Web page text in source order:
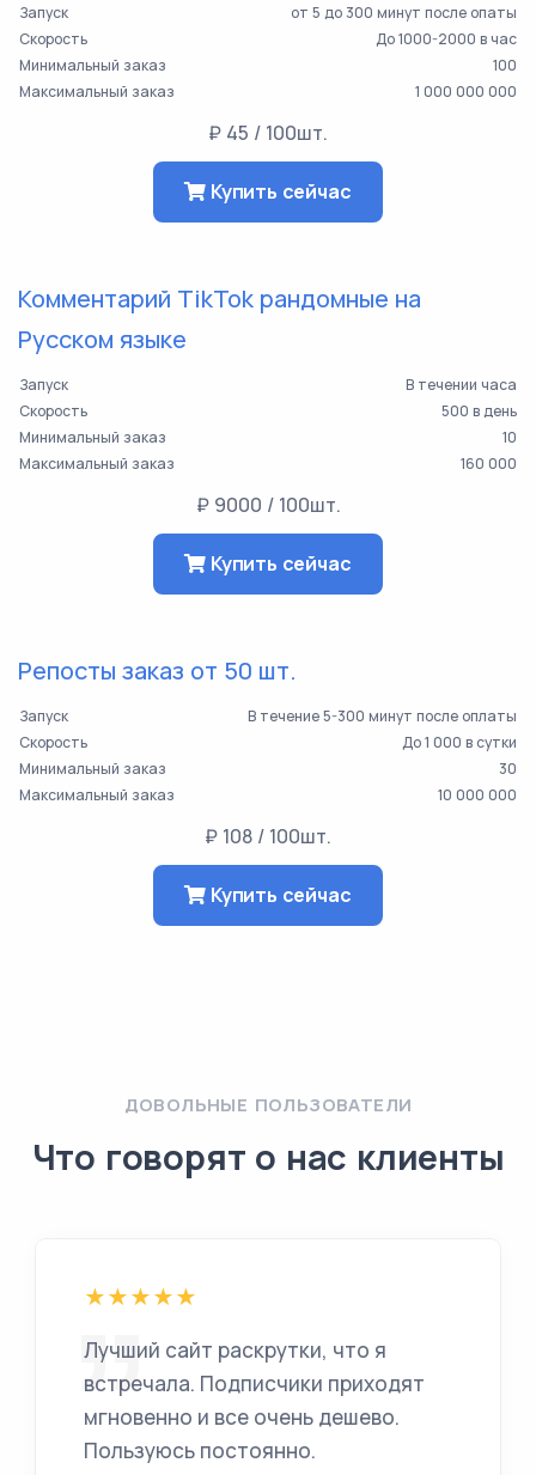
Запуск
от 5 до 300 минут после опаты
Скорость
До 1000-2000 в час
Минимальный заказ
100
Максимальный заказ
1 000 000 000
₽ 45 / 100шт.
Купить сейчас
Комментарий TikTok рандомные на
Русском языке
Запуск
В течении часа
Скорость
500 в день
Минимальный заказ
10
Максимальный заказ
160 000
₽ 9000 / 100шт.
Купить сейчас
Репосты заказ от 50 шт.
Запуск
В течение 5-300 минут после оплаты
Скорость
До 1 000 в сутки
Минимальный заказ
30
Максимальный заказ
10 000 000
₽ 108 / 100шт.
Купить сейчас
ДОВОЛЬНЫЕ ПОЛЬЗОВАТЕЛИ
Что говорят о нас клиенты
Лучший сайт раскрутки, что я
встречала. Подписчики приходят
мгновенно и все очень дешево.
Пользуюсь постоянно.